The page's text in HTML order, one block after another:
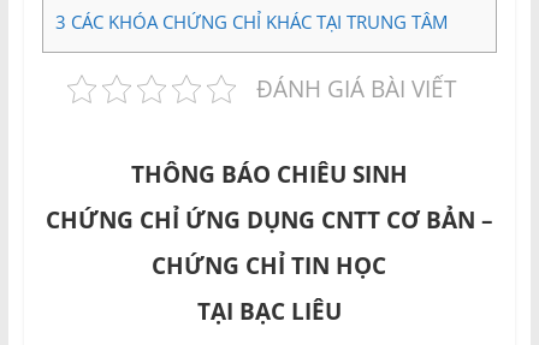
3 CÁC KHÓA CHỨNG CHỈ KHÁC TẠI TRUNG TÂM
ĐÁNH GIÁ BÀI VIẾT
THÔNG BÁO CHIÊU SINH
CHỨNG CHỈ ỨNG DỤNG CNTT CƠ BẢN –
CHỨNG CHỈ TIN HỌC
TẠI BẠC LIÊU